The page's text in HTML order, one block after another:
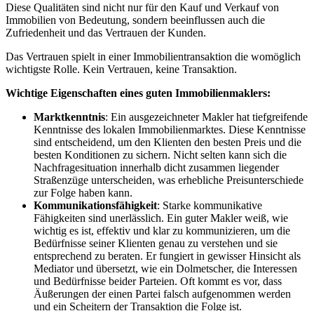
Diese Qualitäten sind nicht nur für den Kauf und Verkauf von
Immobilien von Bedeutung, sondern beeinflussen auch die
Zufriedenheit und das Vertrauen der Kunden.
Das Vertrauen spielt in einer Immobilientransaktion die womöglich
wichtigste Rolle. Kein Vertrauen, keine Transaktion.
Wichtige Eigenschaften eines guten Immobilienmaklers:
Marktkenntnis: Ein ausgezeichneter Makler hat tiefgreifende
Kenntnisse des lokalen Immobilienmarktes. Diese Kenntnisse
sind entscheidend, um den Klienten den besten Preis und die
besten Konditionen zu sichern. Nicht selten kann sich die
Nachfragesituation innerhalb dicht zusammen liegender
Straßenzüge unterscheiden, was erhebliche Preisunterschiede
zur Folge haben kann.
Kommunikationsfähigkeit: Starke kommunikative
Fähigkeiten sind unerlässlich. Ein guter Makler weiß, wie
wichtig es ist, effektiv und klar zu kommunizieren, um die
Bedürfnisse seiner Klienten genau zu verstehen und sie
entsprechend zu beraten. Er fungiert in gewisser Hinsicht als
Mediator und übersetzt, wie ein Dolmetscher, die Interessen
und Bedürfnisse beider Parteien. Oft kommt es vor, dass
Äußerungen der einen Partei falsch aufgenommen werden
und ein Scheitern der Transaktion die Folge ist.